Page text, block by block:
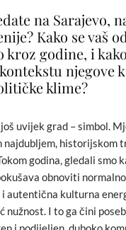
na Sarajevo,
Kako se vaš
godine, i
njegove
klime?
uvijek grad – simbol.
najdubljem, historijskom
godina, gledali smo
obnoviti
autentična kulturna
nužnost. I to ga čini